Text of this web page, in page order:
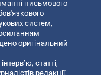
письмового
систем,
оригінальний
статті,
редакції,